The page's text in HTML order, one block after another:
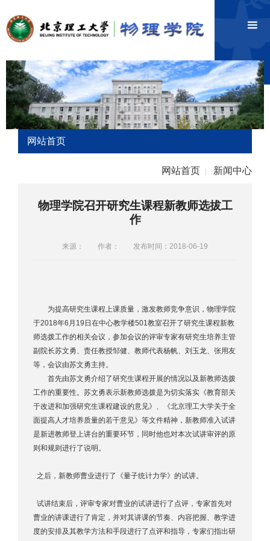
网站首页
网站首页 新闻中心
物理学院召开研究生课程新教师选拔工
作
来源： 作者： 发布时间：2018-06-19
为提高研究生课程上课质量，激发教师竞争意识，物理学院
于2018年6月19日在中心教学楼501教室召开了研究生课程新教
师选拨工作的相关会议，参加会议的评审专家有研究生培养主管
副院长苏文勇、责任教授邹健、教师代表杨帆、刘玉龙、张用友
等，会议由苏文勇主持。
首先由苏文勇介绍了研究生课程开展的情况以及新教师选拨
工作的重要性。苏文勇表示新教师选拨是为切实落实《教育部关
于改进和加强研究生课程建设的意见》、《北京理工大学关于全
面提高人才培养质量的若干意见》等文件精神，新教师准入试讲
是新进教师登上讲台的重要环节，同时他也对本次试讲审评的原
则和规则进行了说明。
之后，新教师曹业进行了《量子统计力学》的试讲。
试讲结束后，评审专家对曹业的试讲进行了点评，专家首先对
曹业的讲课进行了肯定，并对其讲课的节奏、内容把握、教学进
度的安排及其教学方法和手段进行了点评和指导，专家们指出研